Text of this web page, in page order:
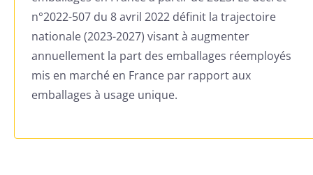
n°2022-507 du 8 avril 2022 définit la trajectoire
nationale (2023-2027) visant à augmenter
annuellement la part des emballages réemployés
mis en marché en France par rapport aux
emballages à usage unique.